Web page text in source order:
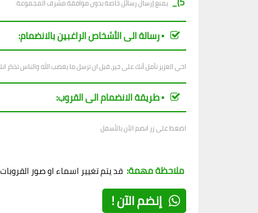
يمنع إرسال رسائل خاصة بدون موافقة مشرف المجموعة.
▪︎ رسالة الى الأشخاص الراغبين بالانضمام:
اخي العزيز نأمل أنك على خير، قبل ان ترسل ما يغضب الله والناس
▪︎ طريقة الانضمام الى القروب:
اضغط على زر انضم الآن بالأسفل
ملاحظة مهمة: قد يتم تغيير اسماء او صور
إنضم الآن !